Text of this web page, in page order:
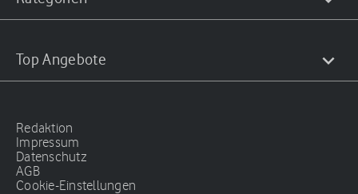
Top Angebote
Redaktion
Impressum
Datenschutz
AGB
Cookie-Einstellungen